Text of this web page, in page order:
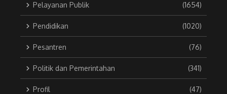
Pelayanan Publik (1654)
Pendidikan (1020)
Pesantren (76)
Politik dan Pemerintahan (341)
Profil (47)